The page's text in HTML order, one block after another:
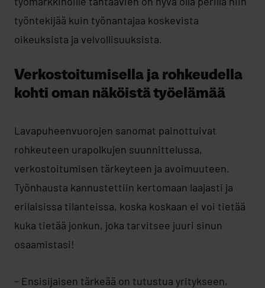
työntekijää kuin työnantajaa koskevista
oikeuksista ja velvollisuuksista.
Verkostoitumisella ja rohkeudella
kohti oman näköistä työelämää
Lavapuheenvuorojen sanomat painottuivat
rohkeuteen urapolkujen suunnittelussa,
verkostoitumisen tärkeyteen ja avoimuuteen.
Työnhausta kannustettiin kertomaan laajasti ja
erilaisissa tilanteissa, koska koskaan ei voi tietää
kuka tietää jonkun, joka tarvitsee juuri sinun
osaamistasi!
– Ensisijaisen tärkeää on tutustua yritykseen,